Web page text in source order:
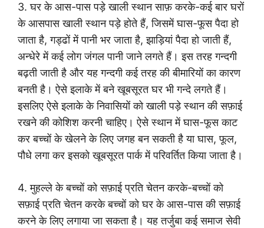
3. घर के आस-पास पड़े खाली स्थान साफ़ करके-कई बार घरों
के आसपास खाली स्थान पड़े होते हैं, जिसमें घास-फूस पैदा हो
जाता है, गड्ढों में पानी भर जाता है, झाड़ियां पैदा हो जाती हैं,
अन्धेरे में कई लोग जंगल पानी जाने लगते हैं। इस तरह गन्दगी
बढ़ती जाती है और यह गन्दगी कई तरह की बीमारियों का कारण
बनती है। ऐसे इलाके में बने खूबसूरत घर भी गन्दे लगते हैं।
इसलिए ऐसे इलाके के निवासियों को खाली पड़े स्थान की सफ़ाई
रखने की कोशिश करनी चाहिए। ऐसे स्थान में घास-फूस काट
कर बच्चों के खेलने के लिए जगह बन सकती है या घास, फूल,
पौधे लगा कर इसको खूबसूरत पार्क में परिवर्तित किया जाता है।
4. मुहल्ले के बच्चों को सफ़ाई प्रति चेतन करके-बच्चों को
सफ़ाई प्रति चेतन करके बच्चों को घर के आस-पास की सफ़ाई
करने के लिए लगाया जा सकता है। यह तर्जुबा कई समाज सेवी